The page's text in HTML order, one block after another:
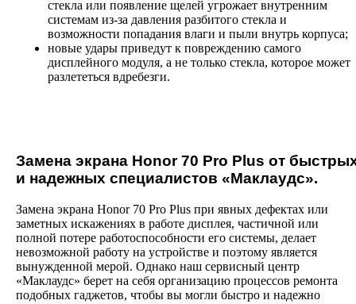
стекла или появление щелей угрожает внутренним
системам из-за давления разбитого стекла и
возможности попадания влаги и пыли внутрь корпуса;
новые удары приведут к повреждению самого
дисплейного модуля, а не только стекла, которое может
разлететься вдребезги.
Замена экрана Honor 70 Pro Plus от
и надежных специалистов «Маклаудс».
Замена экрана Honor 70 Pro Plus при явных дефектах или
заметных искажениях в работе дисплея, частичной или
полной потере работоспособности его системы, делает
невозможной работу на устройстве и поэтому является
вынужденной мерой. Однако наш сервисный центр
«Маклаудс» берет на себя организацию процессов ремонта
подобных гаджетов, чтобы вы могли быстро и надежно